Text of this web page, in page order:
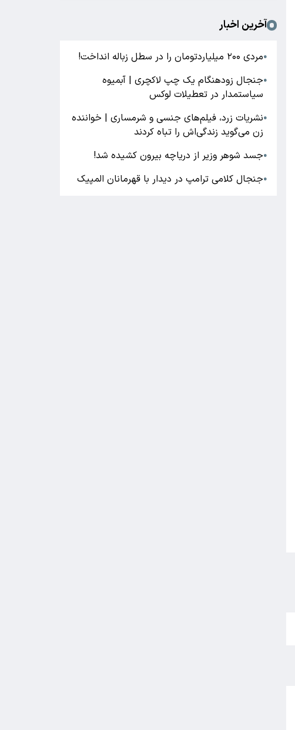
آخرین اخبار
●مردی ۲۰۰ میلیاردتومان را در سطل زباله انداخت!
●جنجال زودهنگام یک چپ لاکچری | آبمیوه
سیاستمدار در تعطیلات لوکس
●نشریات زرد، فیلم‌های جنسی و شرمساری | خواننده
زن می‌گوید زندگی‌اش را تباه کردند
●جسد شوهر وزیر از دریاچه بیرون کشیده شد!
●جنجال کلامی ترامپ در دیدار با قهرمانان المپیک